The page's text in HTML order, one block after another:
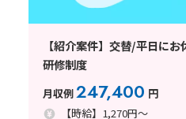
【紹介案件】交替/平日に
研修制度
月収例247,400 円
【時給】1,270円～